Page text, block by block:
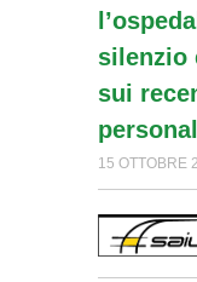
silenzio
sui
15 OTTOBRE